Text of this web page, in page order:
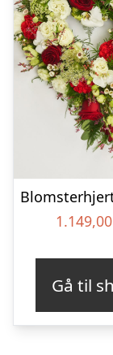
1.149,00
Gå til